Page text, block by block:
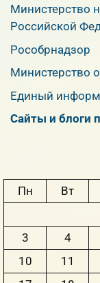
Министерство
Российской
Рособрнадзор
Министерство
Единый
Сайты и блоги
Пн
Вт
3
4
10
11